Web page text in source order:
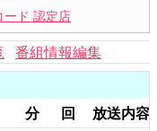
ード 認定店
番組情報編集
分 回
放送内容